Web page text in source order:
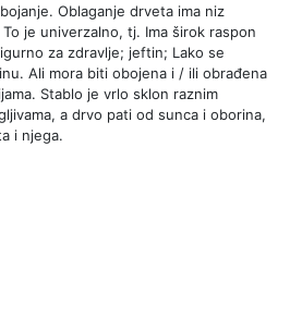
Oblaganje drveta ima niz
je univerzalno, tj. Ima širok raspon
za zdravlje; jeftin; Lako se
Ali mora biti obojena i / ili obrađena
Stablo je vrlo sklon raznim
a drvo pati od sunca i oborina,
i njega.